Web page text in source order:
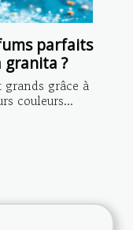
parfaits
?
grâce à
couleurs...